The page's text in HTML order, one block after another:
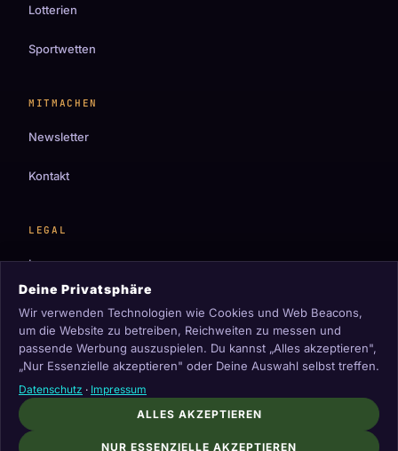
Lotterien
Sportwetten
MITMACHEN
Newsletter
Kontakt
LEGAL
Impressum
Cookie-Einstellungen
© 2026 maodi. Dein Magazin für Spielregeln,
Deine Privatsphäre
Wir verwenden Technologien wie Cookies und Web Beacons,
um die Website zu betreiben, Reichweiten zu messen und
passende Werbung auszuspielen. Du kannst „Alles akzeptieren",
„Nur Essenzielle akzeptieren" oder Deine Auswahl selbst treffen.
Datenschutz · Impressum
NUR ESSENZIELLE AKZEPTIEREN
ALLES AKZEPTIEREN